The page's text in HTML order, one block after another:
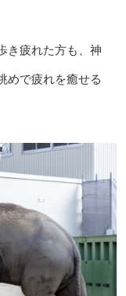
き疲れた方も、神
めで疲れを癒せる